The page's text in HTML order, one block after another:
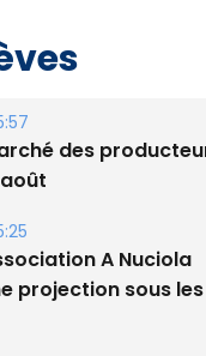
des
août
A Nuciola
projection sous les